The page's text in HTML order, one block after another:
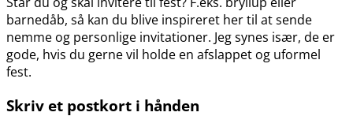
barnedåb, så kan du blive inspireret her til at sende
nemme og personlige invitationer. Jeg synes især, de er
gode, hvis du gerne vil holde en afslappet og uformel
fest.
Skriv et postkort i hånden